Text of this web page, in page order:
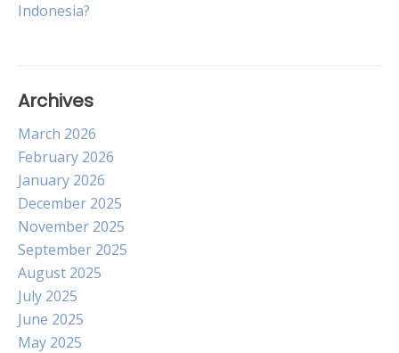
navigation
Indonesia?
Archives
March 2026
February 2026
January 2026
December 2025
November 2025
September 2025
August 2025
July 2025
June 2025
May 2025